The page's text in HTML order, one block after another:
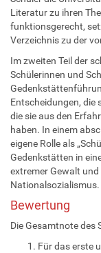
Literatur zu ihren
funktionsgerecht,
Verzeichnis zu der
Im zweiten Teil der
Schülerinnen und
Entscheidungen, die
die sie aus den
haben. In einem
eigene Rolle als
Gedenkstätten in
extremer Gewalt
Nationalsozialismus.
Bewertung
Die Gesamtnote des
Für das erste